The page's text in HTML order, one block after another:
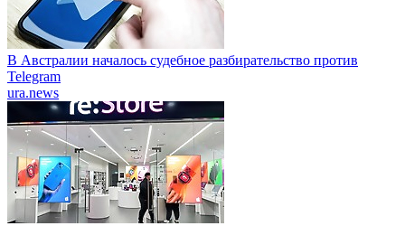
В Австралии началось судебное разбирательство против
Telegram
ura.news